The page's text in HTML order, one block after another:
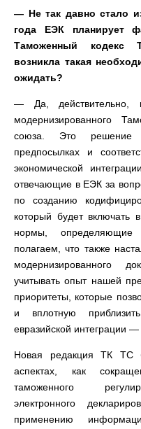
— Не так давно стало
года ЕЭК планирует
Таможенный кодекс
возникла такая
ожидать?
— Да,
модернизированного
союза. Это решение
предпосылках и
экономической
отвечающие в ЕЭК за
по созданию
который будет
нормы,
полагаем, что также
модернизированного
учитывать опыт нашей
приоритеты, которые
и вплотную
евразийской интеграции
Новая редакция ТК ТС
аспектах, как
таможенного
электронного
применению